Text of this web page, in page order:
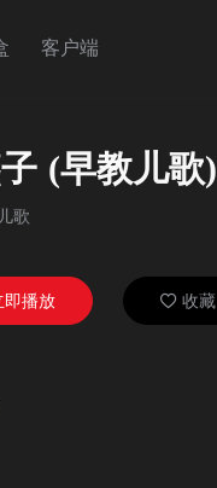
客户端
(早教儿歌)
歌
即播放  收藏